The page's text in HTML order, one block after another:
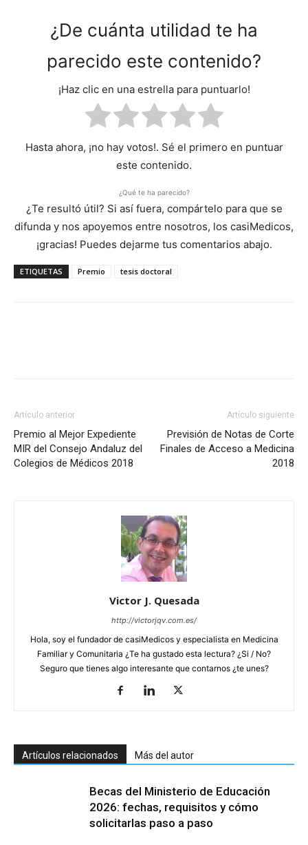
¿De cuánta utilidad te ha
parecido este contenido?
¡Haz clic en una estrella para puntuarlo!
Hasta ahora, ¡no hay votos!. Sé el primero en puntuar
este contenido.
¿Qué te ha parecido?
¿Te resultó útil? Si así fuera, compártelo para que se
difunda y nos apoyemos entre nosotros, los casiMedicos,
¡gracias! Puedes dejarme tus comentarios abajo.
ETIQUETAS Premio tesis doctoral
Artículo anterior
Premio al Mejor Expediente
MIR del Consejo Andaluz del
Colegios de Médicos 2018
Artículo siguiente
Previsión de Notas de Corte
Finales de Acceso a Medicina
2018
Victor J. Quesada
http://victorjqv.com.es/
Hola, soy el fundador de casiMedicos y especialista en Medicina
Familiar y Comunitaria ¿Te ha gustado esta lectura? ¿Si / No?
Seguro que tienes algo interesante que contarnos ¿te unes?
Artículos relacionados Más del autor
Becas del Ministerio de Educación
2026: fechas, requisitos y cómo
solicitarlas paso a paso